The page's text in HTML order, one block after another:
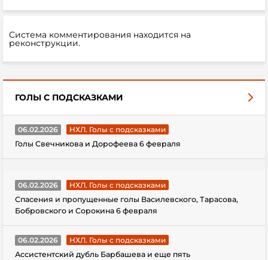
Система комментирования находится на
реконструкции.
ГОЛЫ С ПОДСКАЗКАМИ
06.02.2026
НХЛ. Голы с подсказками
Голы Свечникова и Дорофеева 6 февраля
06.02.2026
НХЛ. Голы с подсказками
Спасения и пропущенные голы Василевского, Тарасова,
Бобровского и Сорокина 6 февраля
06.02.2026
НХЛ. Голы с подсказками
Ассистентский дубль Барбашева и еще пять